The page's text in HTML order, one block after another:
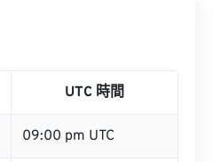
UTC 時間
09:00 pm UTC